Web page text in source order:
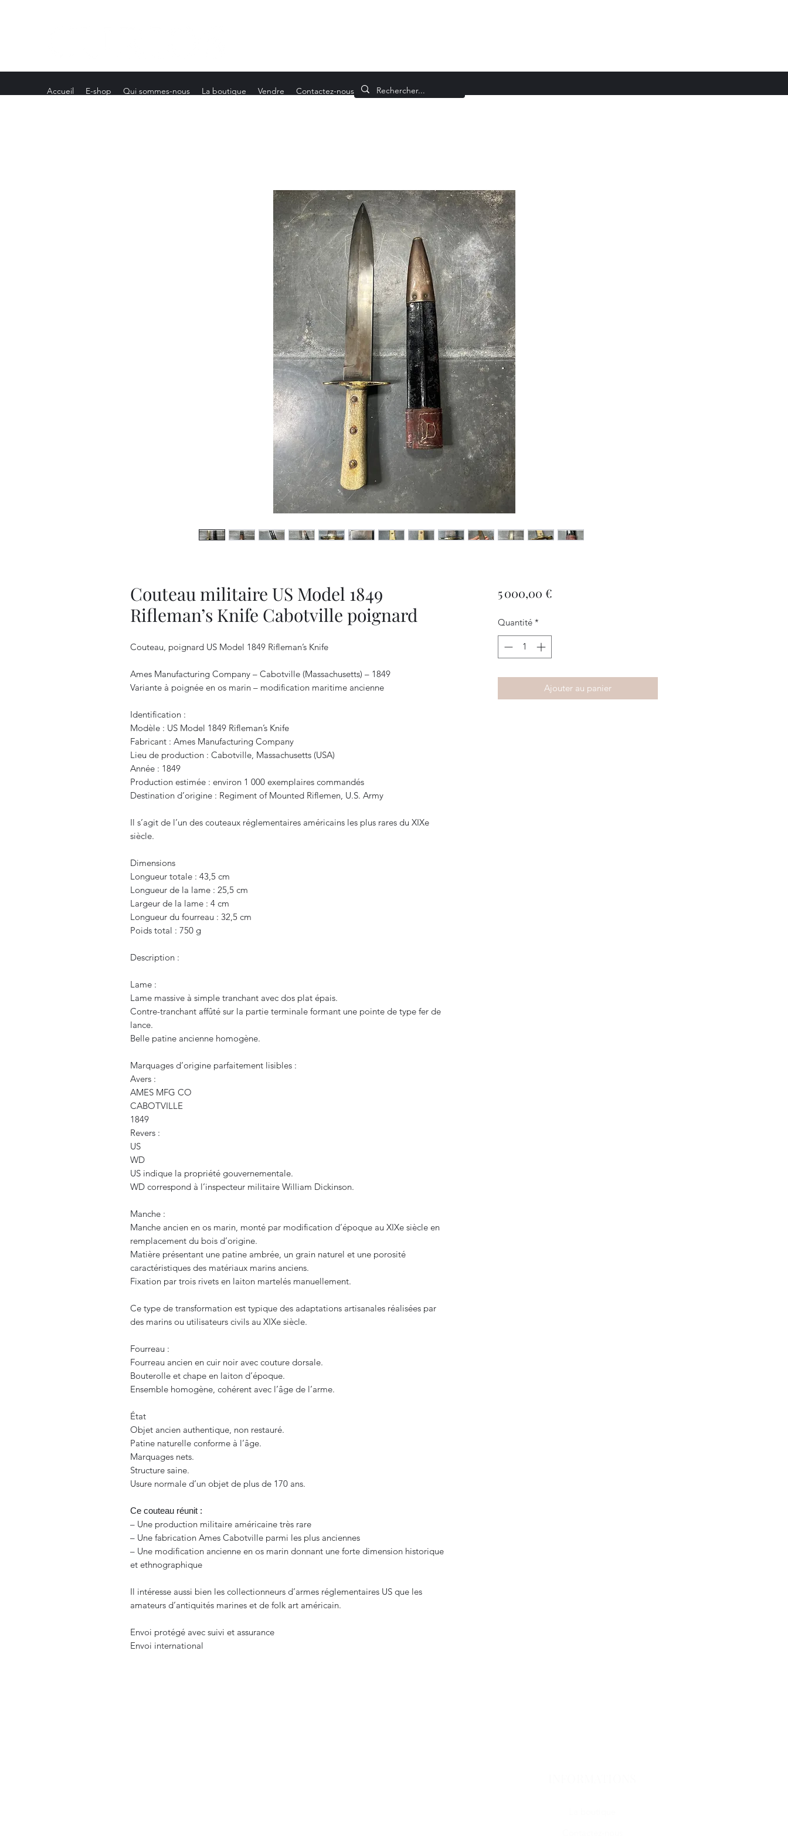
Accueil E-shop Qui sommes-nous La boutique Vendre Contactez-nous
Couteau militaire US Model 1849
Rifleman’s Knife Cabotville poignard
Couteau, poignard US Model 1849 Rifleman’s Knife
Ames Manufacturing Company – Cabotville (Massachusetts) – 1849
Variante à poignée en os marin – modification maritime ancienne
Identification :
Modèle : US Model 1849 Rifleman’s Knife
Fabricant : Ames Manufacturing Company
Lieu de production : Cabotville, Massachusetts (USA)
Année : 1849
Production estimée : environ 1 000 exemplaires commandés
Destination d’origine : Regiment of Mounted Riflemen, U.S. Army
Il s’agit de l’un des couteaux réglementaires américains les plus rares du XIXe
siècle.
Dimensions
Longueur totale : 43,5 cm
Longueur de la lame : 25,5 cm
Largeur de la lame : 4 cm
Longueur du fourreau : 32,5 cm
Poids total : 750 g
Description :
Lame :
Lame massive à simple tranchant avec dos plat épais.
Contre-tranchant affûté sur la partie terminale formant une pointe de type fer de
lance.
Belle patine ancienne homogène.
Marquages d’origine parfaitement lisibles :
Avers :
AMES MFG CO
CABOTVILLE
1849
Revers :
US
WD
US indique la propriété gouvernementale.
WD correspond à l’inspecteur militaire William Dickinson.
Manche :
Manche ancien en os marin, monté par modification d’époque au XIXe siècle en
remplacement du bois d’origine.
Matière présentant une patine ambrée, un grain naturel et une porosité
caractéristiques des matériaux marins anciens.
Fixation par trois rivets en laiton martelés manuellement.
Ce type de transformation est typique des adaptations artisanales réalisées par
des marins ou utilisateurs civils au XIXe siècle.
Fourreau :
Fourreau ancien en cuir noir avec couture dorsale.
Bouterolle et chape en laiton d’époque.
Ensemble homogène, cohérent avec l’âge de l’arme.
État
Objet ancien authentique, non restauré.
Patine naturelle conforme à l’âge.
Marquages nets.
Structure saine.
Usure normale d’un objet de plus de 170 ans.
Ce couteau réunit :
– Une production militaire américaine très rare
– Une fabrication Ames Cabotville parmi les plus anciennes
– Une modification ancienne en os marin donnant une forte dimension historique
et ethnographique
Il intéresse aussi bien les collectionneurs d’armes réglementaires US que les
amateurs d’antiquités marines et de folk art américain.
Envoi protégé avec suivi et assurance
Envoi international
5 000,00 €Prix
Quantité *
Ajouter au panier